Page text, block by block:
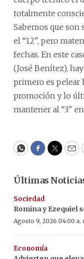
totalmente
Sabemos que son
el “12", pero
fechas. En este
(José Benítez),
primero es pelear
promoción y lo
mantener al “3"
WhatsApp
Facebook
Últimas
Sociedad
Romina y Ezequiel
Agosto 9, 2026 04:00 a.
Economía